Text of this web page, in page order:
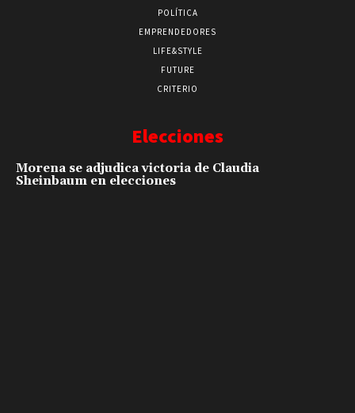
POLÍTICA
EMPRENDEDORES
LIFE&STYLE
FUTURE
CRITERIO
Elecciones
Morena se adjudica victoria de Claudia
Sheinbaum en elecciones